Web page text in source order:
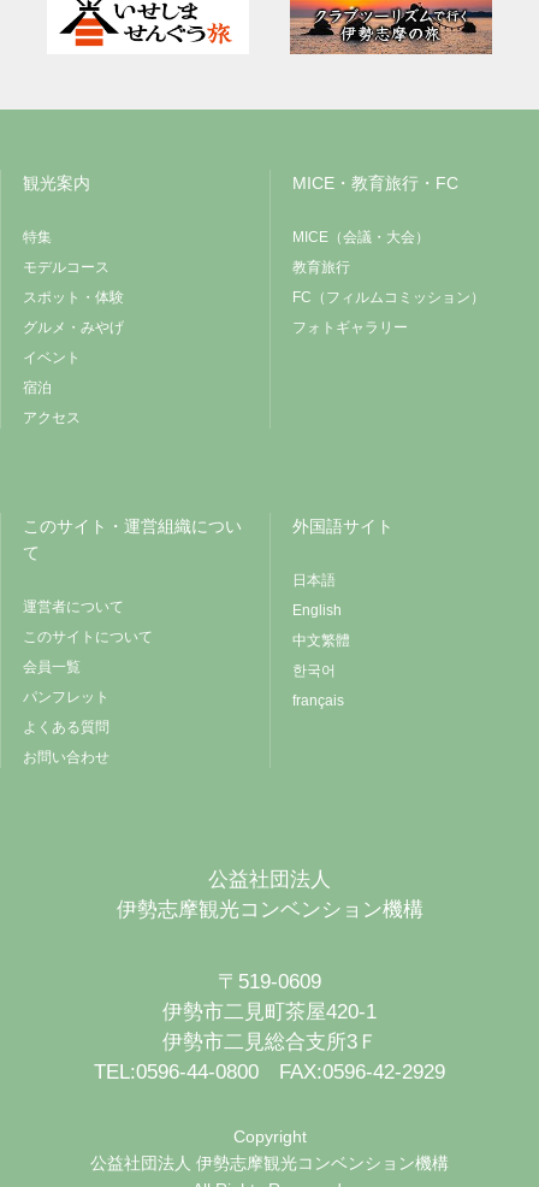
観光案内
特集
モデルコース
スポット・体験
グルメ・みやげ
イベント
宿泊
アクセス
MICE・教育旅行・FC
MICE（会議・大会）
教育旅行
FC（フィルムコミッション）
フォトギャラリー
このサイト・運営組織につい
て
運営者について
このサイトについて
会員一覧
パンフレット
よくある質問
お問い合わせ
外国語サイト
日本語
English
中文繁體
한국어
français
公益社団法人
伊勢志摩観光コンベンション機構
〒519-0609
伊勢市二見町茶屋420-1
伊勢市二見総合支所3Ｆ
TEL:0596-44-0800 FAX:0596-42-2929
Copyright
公益社団法人 伊勢志摩観光コンベンション機構